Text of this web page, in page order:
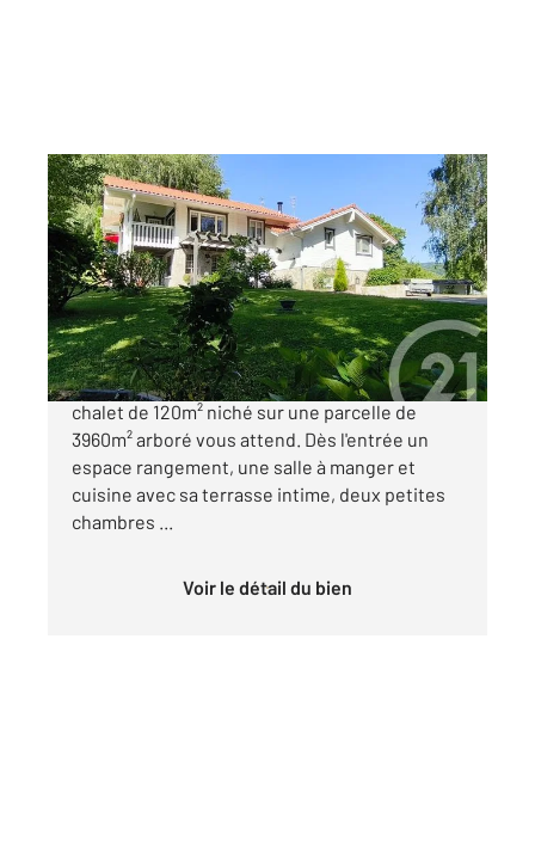
SERRES SUR ARGET 09
119,70 m2, 5 pièces
Ref : 5942
Maison à vendre
380 000 €
SERRES SUR ARGET, à 15 min de FOIX, Superbe
chalet de 120m² niché sur une parcelle de
3960m² arboré vous attend. Dès l'entrée un
espace rangement, une salle à manger et
cuisine avec sa terrasse intime, deux petites
chambres ...
Voir le détail du bien